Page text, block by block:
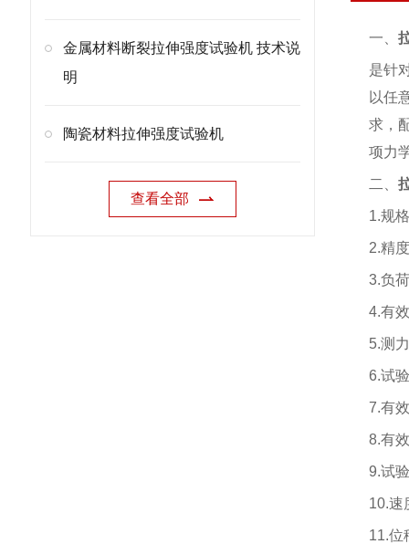
金属材料断裂拉伸强度试验机 技术说
明
陶瓷材料拉伸强度试验机
查看全部
一、
是针
以任
求，
项力
二、
1.规
2.精
3.负
4.有
5.测
6.试
7.有
8.有
9.试
10.速
11.位